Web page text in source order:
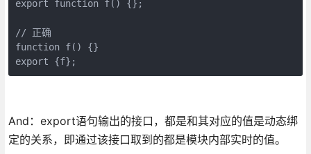
export function f() {};
// 正确
function f() {}
export {f};
And：export语句输出的接口，都是和其对应的值是动态绑
定的关系，即通过该接口取到的都是模块内部实时的值。